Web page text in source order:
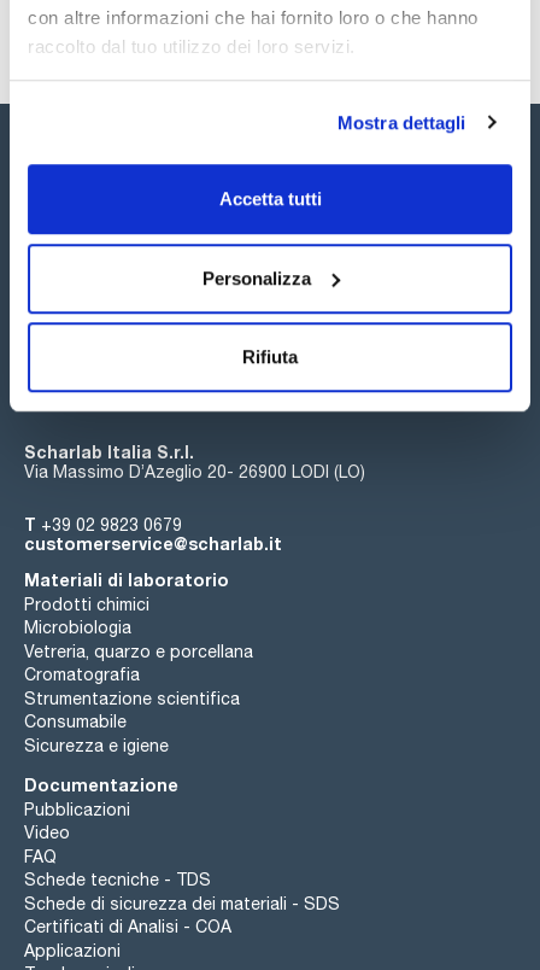
con altre informazioni che hai fornito loro o che hanno
raccolto dal tuo utilizzo dei loro servizi.
Mostra dettagli
Accetta tutti
Personalizza
Rifiuta
Iscriviti alla Newsletter
Scharlab Italia S.r.l.
Via Massimo D’Azeglio 20- 26900 LODI (LO)
T +39 02 9823 0679
customerservice@scharlab.it
Materiali di laboratorio
Prodotti chimici
Microbiologia
Vetreria, quarzo e porcellana
Cromatografia
Strumentazione scientifica
Consumabile
Sicurezza e igiene
Documentazione
Pubblicazioni
Video
FAQ
Schede tecniche - TDS
Schede di sicurezza dei materiali - SDS
Certificati di Analisi - COA
Applicazioni